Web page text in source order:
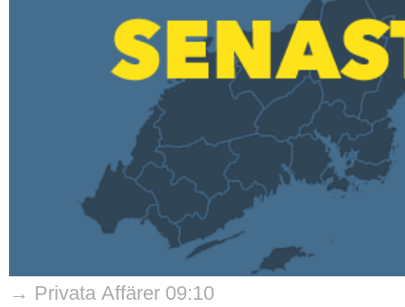
→ Privata Affärer 09:10